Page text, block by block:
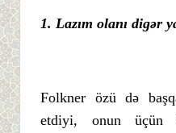
1. Lazım olanı digər
Folkner özü də
etdiyi, onun üçün